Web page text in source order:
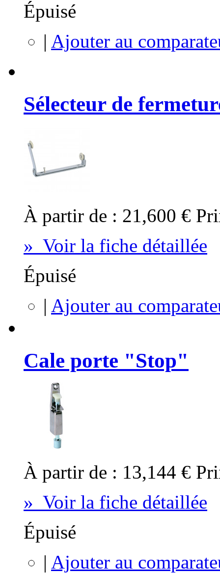
Épuisé
| Ajouter au
Sélecteur de
À partir de : 21,600 €
» Voir la fiche détaillée
Épuisé
| Ajouter au
Cale porte "Stop"
À partir de : 13,144 €
» Voir la fiche détaillée
Épuisé
| Ajouter au